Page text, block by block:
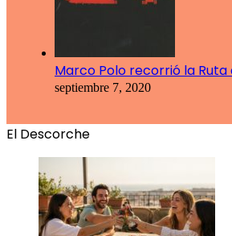
Marco Polo recorrió la Ruta
septiembre 7, 2020
El Descorche